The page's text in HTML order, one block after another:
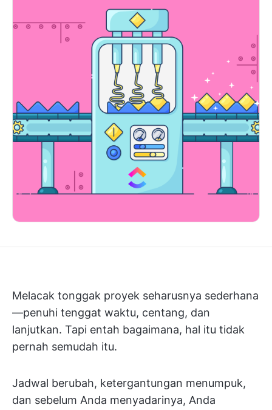
Melacak tonggak proyek seharusnya sederhana
—penuhi tenggat waktu, centang, dan
lanjutkan. Tapi entah bagaimana, hal itu tidak
pernah semudah itu.
Jadwal berubah, ketergantungan menumpuk,
dan sebelum Anda menyadarinya, Anda